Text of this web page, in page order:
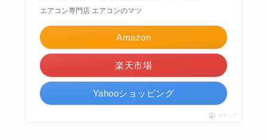
エアコン専門店 エアコンのマツ
Amazon
楽天市場
Yahooショッピング
ポチップ